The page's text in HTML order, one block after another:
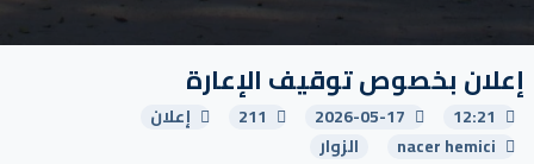
إعلان بخصوص توقيف الإعارة
12:21
2026-05-17
211
إعلان
nacer hemici
الزوار